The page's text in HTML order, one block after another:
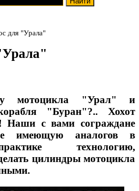
для "Урала"
мотоцикла "Урал" и
"Буран"?.. Хохот
Наши с вами сограждане
имеющую аналогов в
технологию,
цилиндры мотоцикла